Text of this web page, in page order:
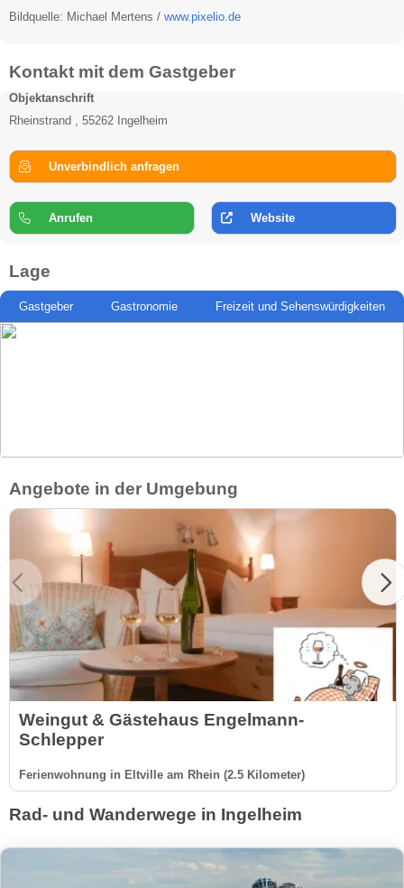
Bildquelle: Michael Mertens / www.pixelio.de
Kontakt mit dem Gastgeber
Objektanschrift
Rheinstrand , 55262 Ingelheim
Unverbindlich anfragen
Anrufen Website
Lage
Gastgeber Gastronomie Freizeit und Sehenswürdigkeiten
Angebote in der Umgebung
Weingut & Gästehaus Engelmann-
Schlepper
Ferienwohnung in Eltville am Rhein (2.5 Kilometer)
Rad- und Wanderwege in Ingelheim